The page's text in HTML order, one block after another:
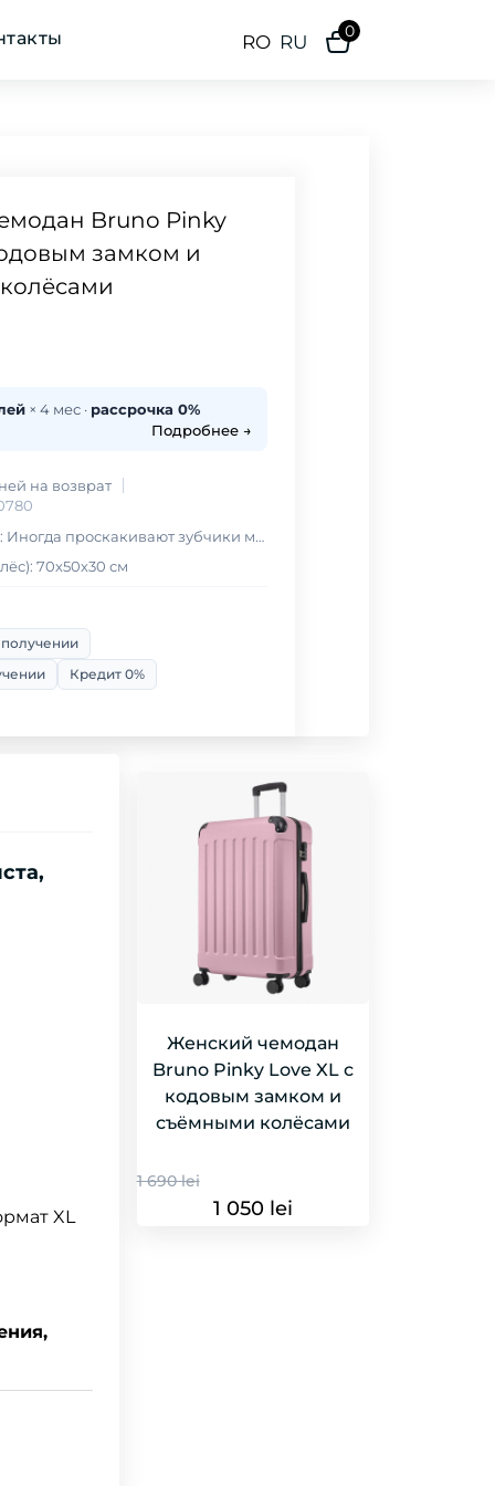
RO RU 0
Bruno Pinky
замком и
× 4 мес · рассрочка 0%
Подробнее →
на возврат
Причина уценки: Иногда проскакивают зубчики молнии
70х50х30 см
Кредит 0%
Женский чемодан
Bruno Pinky Love XL с
кодовым замком и
съёмными колёсами
1 690 lei
1 050 lei
XL